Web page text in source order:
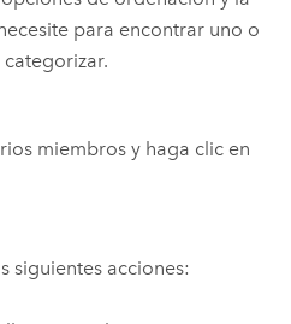
para encontrar uno o
miembros y haga clic en
siguientes acciones: